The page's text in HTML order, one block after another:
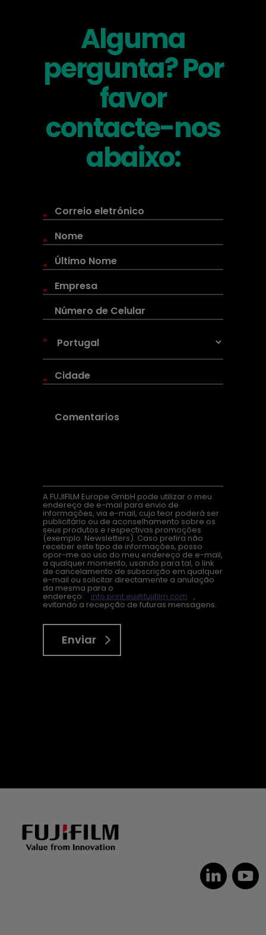
Alguma
pergunta? Por
favor
contacte-nos
abaixo:
*
*
*
*
*
*
A FUJIFILM Europe GmbH pode utilizar o meu
endereço de e-mail para envio de
informações, via e-mail, cujo teor poderá ser
publicitário ou de aconselhamento sobre os
seus produtos e respectivas promoções
(exemplo: Newsletters). Caso prefira não
receber este tipo de informações, posso
opor-me ao uso do meu endereço de e-mail,
a qualquer momento, usando para tal, o link
de cancelamento de subscrição em qualquer
e-mail ou solicitar directamente a anulação
da mesma para o
endereço: info.print.eu@fujifilm.com ,
evitando a recepção de futuras mensagens.
Enviar